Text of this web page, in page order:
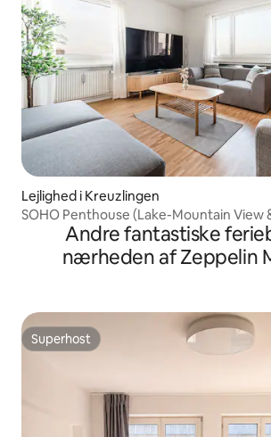
Lejlighed i Kreuzlingen
SOHO Penthouse (Lake-Mountain View
Andre fantastiske
nærheden af Zeppelin
Superhost
Superhost